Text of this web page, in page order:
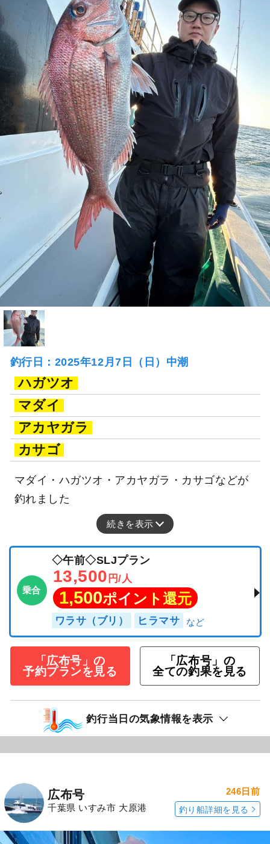
釣行日：2025年12月7日（日）中潮
ハガツオ
マダイ
アカヤガラ
カサゴ
マダイ・ハガツオ・アカヤガラ・カサゴなどが
釣れました
続きを表示
乗合
◇午前◇SLJプラン
13,500 円/人
1,500ポイント還元
ワラサ（ブリ） ヒラマサ
「広布号」の
予約プランを見る
「広布号」の
全ての釣果を見る
釣行当日の気象情報を表示
広布号
千葉県 いすみ市 大原港
246日前
釣り船詳細を見る